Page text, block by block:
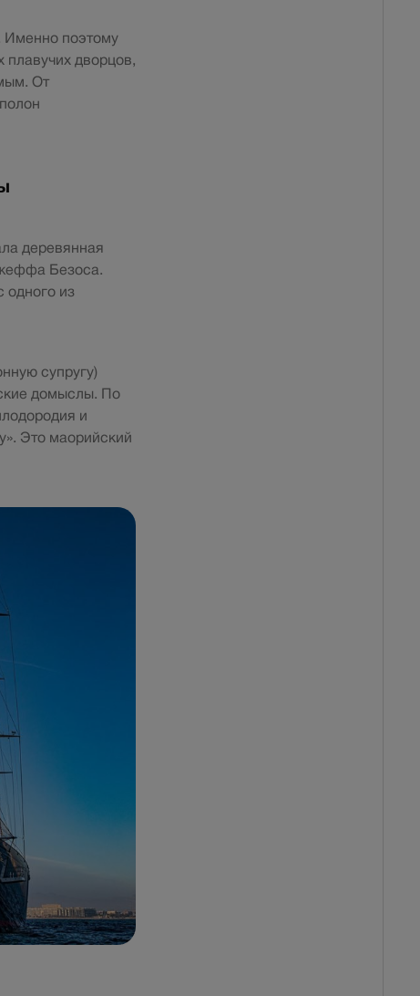
Именно поэтому
плавучих дворцов,
От
деревянная
Безоса.
одного из
супругу)
домыслы. По
и
Это маорийский